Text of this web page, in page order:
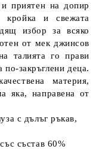
приятен на допир
кройка и свежата
избор за всяко
от мек джинсов
талията го прави
закръглени деца.
материя,
яка, направена от
с дълъг ръкав,
състав 60%